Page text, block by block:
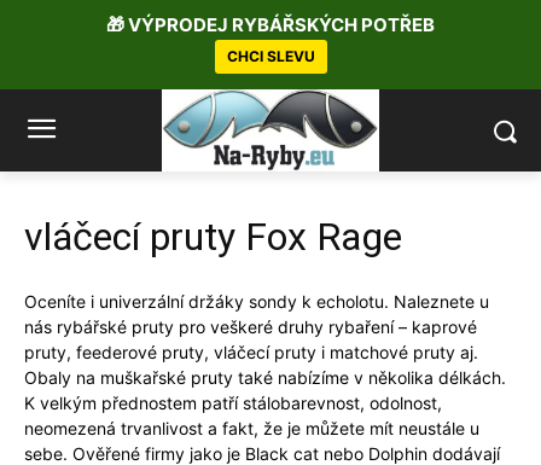
vláčecí pruty Fox Rage
Oceníte i univerzální držáky sondy k echolotu. Naleznete u
nás rybářské pruty pro veškeré druhy rybaření – kaprové
pruty, feederové pruty, vláčecí pruty i matchové pruty aj.
Obaly na muškařské pruty také nabízíme v několika délkách.
K velkým přednostem patří stálobarevnost, odolnost,
neomezená trvanlivost a fakt, že je můžete mít neustále u
sebe. Ověřené firmy jako je Black cat nebo Dolphin dodávají
🎁 VÝPRODEJ RYBÁŘSKÝCH POTŘEB
CHCI SLEVU